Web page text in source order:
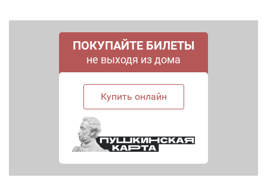
ПОКУПАЙТЕ БИЛЕТЫ
не выходя из дома
Купить онлайн